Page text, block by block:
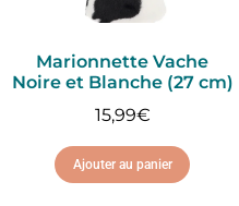
Marionnette Vache
Noire et Blanche (27 cm)
15,99€
Ajouter au panier